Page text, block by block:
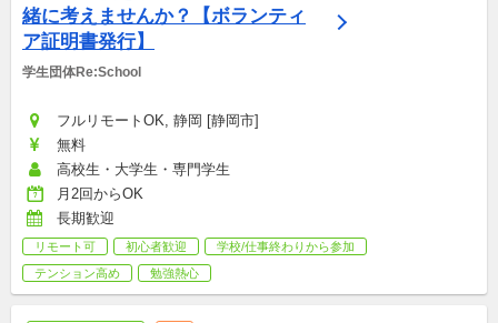
緒に考えませんか？【ボランティ
ア証明書発行】
学生団体Re:School
フルリモートOK, 静岡 [静岡市]
無料
高校生・大学生・専門学生
月2回からOK
長期歓迎
リモート可 初心者歓迎
学校/仕事終わりから参加
テンション高め
勉強熱心